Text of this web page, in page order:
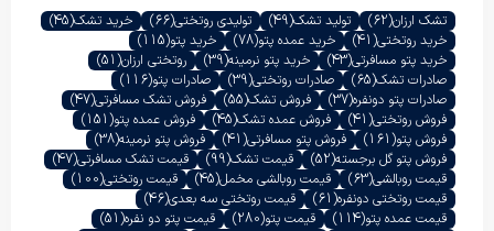
تشک ارزان(62) تولید تشک(49) تولیدی روتختی(66) خرید تشک(45)
خرید روتختی(41) خرید عمده پتو(78) خرید پتو(115)
خرید پتو مسافرتی(43) خرید پتو نرمینه(39) روتختی ارزان(51)
صادرات تشک(65) صادرات روتختی(39) صادرات پتو(116)
صادرات پتو دونفره(37) فروش تشک(55) فروش تشک مسافرتی(47)
فروش روتختی(41) فروش عمده تشک(45) فروش عمده پتو(151)
فروش پتو(161) فروش پتو مسافرتی(41) فروش پتو نرمینه(38)
فروش پتو گل برجسته(52) قیمت تشک(99) قیمت تشک مسافرتی(47)
قیمت روبالشی(63) قیمت روبالشی مخمل(45) قیمت روتختی(100)
قیمت روتختی دونفره(61) قیمت روتختی سه بعدی(46)
قیمت عمده پتو(114) قیمت پتو(280) قیمت پتو دو نفره(51)